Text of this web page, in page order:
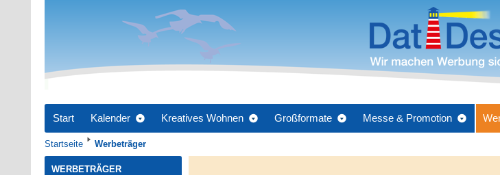
Start Kalender Kreatives Wohnen Großformate Messe & Promotion
Startseite Werbeträger
WERBETRÄGER